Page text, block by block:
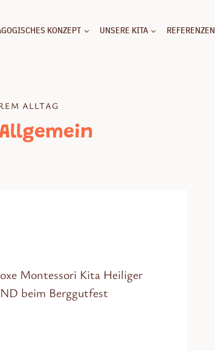
KONZEPT UNSERE KITA REFERENZEN
ALLTAG
Montessori Kita Heiliger
beim Berggutfest